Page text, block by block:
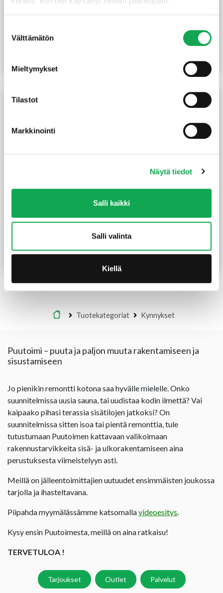
valinta
Välttämätön
Mieltymykset
Tilastot
Markkinointi
Näytä tiedot
Salli kaikki
Salli valinta
Kiellä
Lue lisää
/kpl-50%
mm lakattu kyntteellinen
T-lista Maler
21X60/17X1000 mm
saarni käsittelemätön
Etusivu
Tuotekategoriat Kynnykset
Puutoimi – puuta ja paljon muuta rakentamiseen ja
sisustamiseen
Jo pienikin remontti kotona saa hyvälle mielelle. Onko
suunnitelmissa uusia sauna, tai uudistaa kodin ilmettä? Vai
kaipaako pihasi terassia sisätilojen jatkoksi? On
suunnitelmissa sitten isoa tai pientä remonttia, tule
tutustumaan Puutoimen kattavaan valikoimaan
rakennustarvikkeita sisä- ja ulkorakentamiseen aina
perustuksesta viimeistelyyn asti.
Meillä on jälleentoimittajien uutuudet ensimmäisten joukossa
tarjolla ja ihasteltavana.
Piipahda myymälässämme katsomallavideoesitys.
Kysy ensin Puutoimesta, meillä on aina ratkaisu!
TERVETULOA !
Tarjoukset Outlet Palvelut